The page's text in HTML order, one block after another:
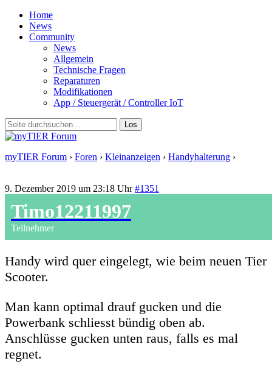
Home
News
Community
News
Allgemein
Technische Fragen
Reparaturen
Modifikationen
App / Steuergerät / Controller IoT
myTIER Forum › Foren › Kleinanzeigen › Handyhalterung ›
9. Dezember 2019 um 23:18 Uhr #1351
Timo12211997
Teilnehmer
Handy wird quer eingelegt, wie beim neuen Tier
Scooter.
Man kann optimal drauf gucken und die
Powerbank schliesst bündig oben ab.
Anschlüsse gucken unten raus, falls es mal
regnet.